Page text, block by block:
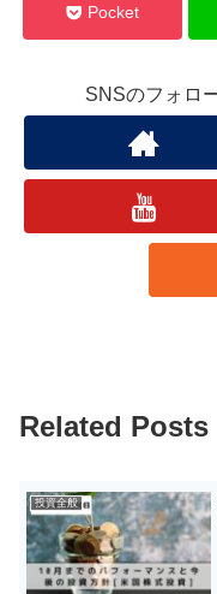
Pocket
SNSのフォロ
Related Posts
投資全般